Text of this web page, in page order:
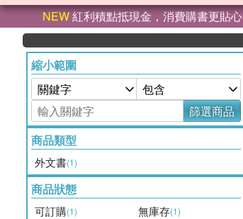
NEW紅利積點抵現金，消費購書更貼心
縮小範圍
篩選商品
商品類型
外文書(1)
商品狀態
可訂購(1) 無庫存(1)